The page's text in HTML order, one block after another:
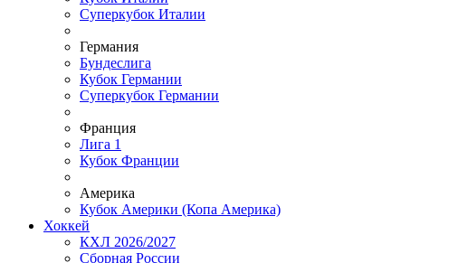
Суперкубок Италии
Германия
Бундеслига
Кубок Германии
Суперкубок Германии
Франция
Лига 1
Кубок Франции
Америка
Кубок Америки (Копа Америка)
Хоккей
КХЛ 2026/2027
Сборная России